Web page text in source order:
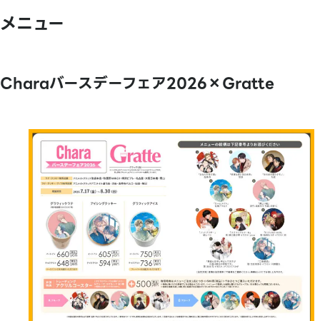
メニュー
Charaバースデーフェア2026×Gratte